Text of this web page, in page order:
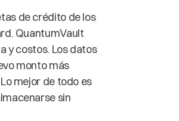
de crédito de los
QuantumVault
y costos. Los datos
monto más
mejor de todo es
sin